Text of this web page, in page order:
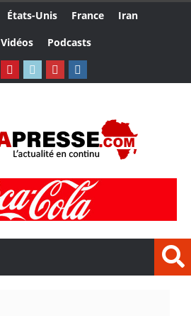
États-Unis France
Iran
Vidéos Podcasts